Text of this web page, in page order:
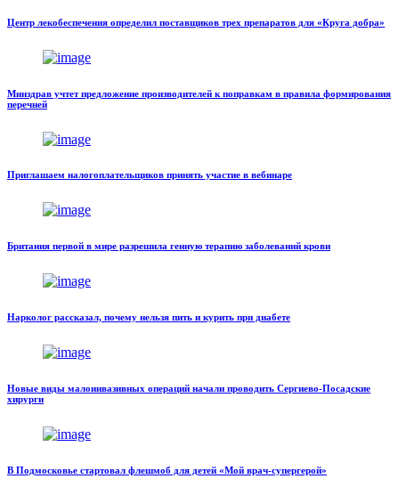
Центр лекобеспечения определил поставщиков трех препаратов для «Круга добра»
Минздрав учтет предложение производителей к поправкам в правила формирования
перечней
Приглашаем налогоплательщиков принять участие в вебинаре
Британия первой в мире разрешила генную терапию заболеваний крови
Нарколог рассказал, почему нельзя пить и курить при диабете
Новые виды малоинвазивных операций начали проводить Сергиево-Посадские
хирурги
В Подмосковье стартовал флешмоб для детей «Мой врач-супергерой»